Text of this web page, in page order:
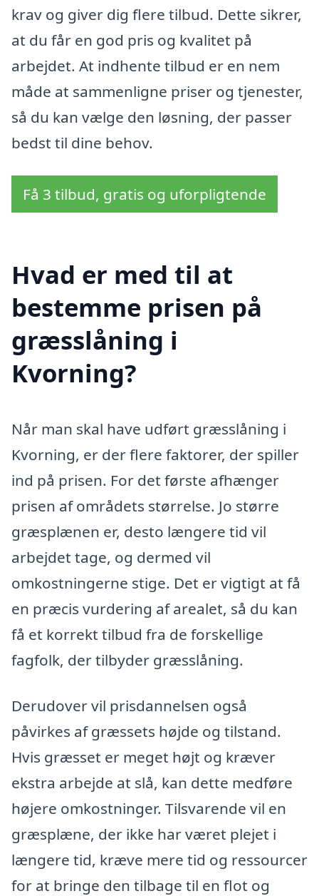
krav og giver dig flere tilbud. Dette sikrer,
at du får en god pris og kvalitet på
arbejdet. At indhente tilbud er en nem
måde at sammenligne priser og tjenester,
så du kan vælge den løsning, der passer
bedst til dine behov.
Få 3 tilbud, gratis og uforpligtende
Hvad er med til at
bestemme prisen på
græsslåning i
Kvorning?
Når man skal have udført græsslåning i
Kvorning, er der flere faktorer, der spiller
ind på prisen. For det første afhænger
prisen af områdets størrelse. Jo større
græsplænen er, desto længere tid vil
arbejdet tage, og dermed vil
omkostningerne stige. Det er vigtigt at få
en præcis vurdering af arealet, så du kan
få et korrekt tilbud fra de forskellige
fagfolk, der tilbyder græsslåning.
Derudover vil prisdannelsen også
påvirkes af græssets højde og tilstand.
Hvis græsset er meget højt og kræver
ekstra arbejde at slå, kan dette medføre
højere omkostninger. Tilsvarende vil en
græsplæne, der ikke har været plejet i
længere tid, kræve mere tid og ressourcer
for at bringe den tilbage til en flot og